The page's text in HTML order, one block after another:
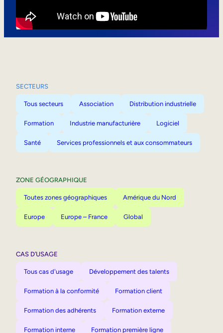
SECTEURS
Tous secteurs Association Distribution industrielle
Formation Industrie manufacturière Logiciel
Santé Services professionnels et aux consommateurs
ZONE GÉOGRAPHIQUE
Toutes zones géographiques Amérique du Nord
Europe Europe – France Global
CAS D’USAGE
Tous cas d'usage Développement des talents
Formation à la conformité Formation client
Formation des adhérents Formation externe
Formation interne Formation première ligne